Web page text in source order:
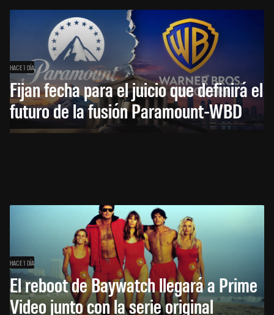
HACE 1 DÍA
Fijan fecha para el juicio que definirá el
futuro de la fusión Paramount-WBD
HACE 1 DÍA
El reboot de Baywatch llegará a Prime
Video junto con la serie original